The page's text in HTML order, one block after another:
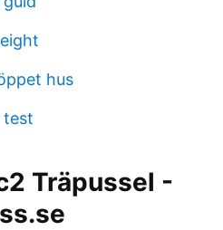
hus
test
Träpussel -